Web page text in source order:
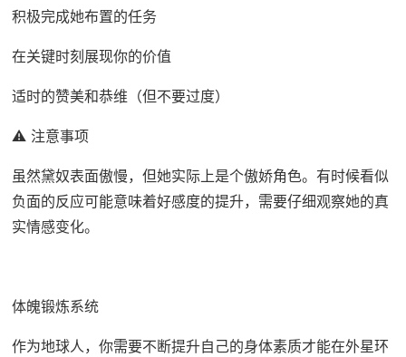
积极完成她布置的任务
在关键时刻展现你的价值
适时的赞美和恭维（但不要过度）
⚠️ 注意事项
虽然黛奴表面傲慢，但她实际上是个傲娇角色。有时候看似
负面的反应可能意味着好感度的提升，需要仔细观察她的真
实情感变化。
体魄锻炼系统
作为地球人，你需要不断提升自己的身体素质才能在外星环